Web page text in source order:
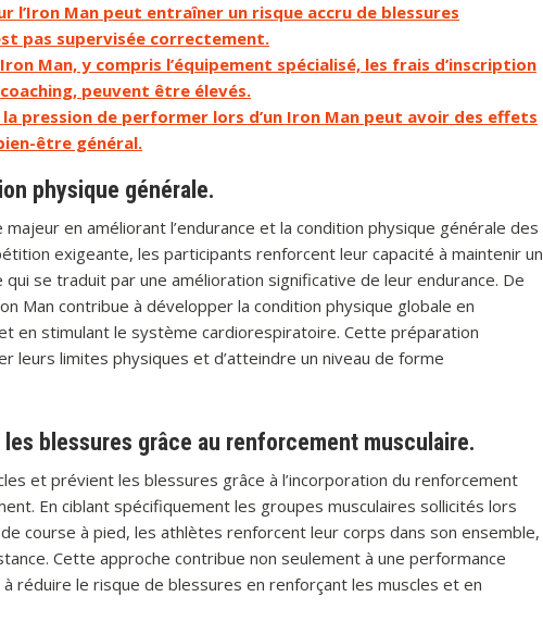
l’Iron Man peut entraîner un risque accru de blessures
pas supervisée correctement.
Man, y compris l’équipement spécialisé, les frais d’inscription
peuvent être élevés.
pression de performer lors d’un Iron Man peut avoir des effets
être général.
physique générale.
en améliorant l’endurance et la condition physique générale des
exigeante, les participants renforcent leur capacité à maintenir un
se traduit par une amélioration significative de leur endurance. De
Man contribue à développer la condition physique globale en
en stimulant le système cardiorespiratoire. Cette préparation
leurs limites physiques et d’atteindre un niveau de forme
blessures grâce au renforcement musculaire.
et prévient les blessures grâce à l’incorporation du renforcement
En ciblant spécifiquement les groupes musculaires sollicités lors
course à pied, les athlètes renforcent leur corps dans son ensemble,
Cette approche contribue non seulement à une performance
réduire le risque de blessures en renforçant les muscles et en